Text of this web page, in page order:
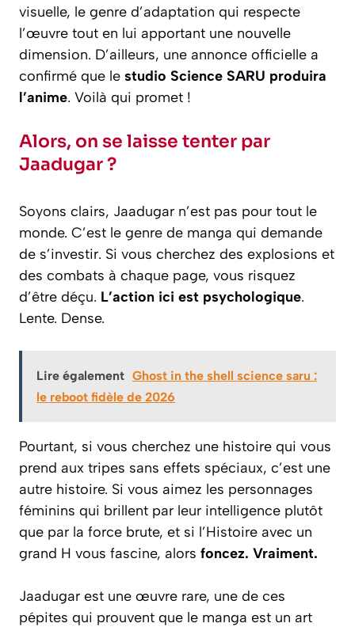
visuelle, le genre d’adaptation qui respecte
l’œuvre tout en lui apportant une nouvelle
dimension. D’ailleurs, une annonce officielle a
confirmé que le studio Science SARU produira
l’anime. Voilà qui promet !
Alors, on se laisse tenter par
Jaadugar ?
Soyons clairs, Jaadugar n’est pas pour tout le
monde. C’est le genre de manga qui demande
de s’investir. Si vous cherchez des explosions et
des combats à chaque page, vous risquez
d’être déçu. L’action ici est psychologique.
Lente. Dense.
Lire également Ghost in the shell science saru :
le reboot fidèle de 2026
Pourtant, si vous cherchez une histoire qui vous
prend aux tripes sans effets spéciaux, c’est une
autre histoire. Si vous aimez les personnages
féminins qui brillent par leur intelligence plutôt
que par la force brute, et si l’Histoire avec un
grand H vous fascine, alors foncez. Vraiment.
Jaadugar est une œuvre rare, une de ces
pépites qui prouvent que le manga est un art